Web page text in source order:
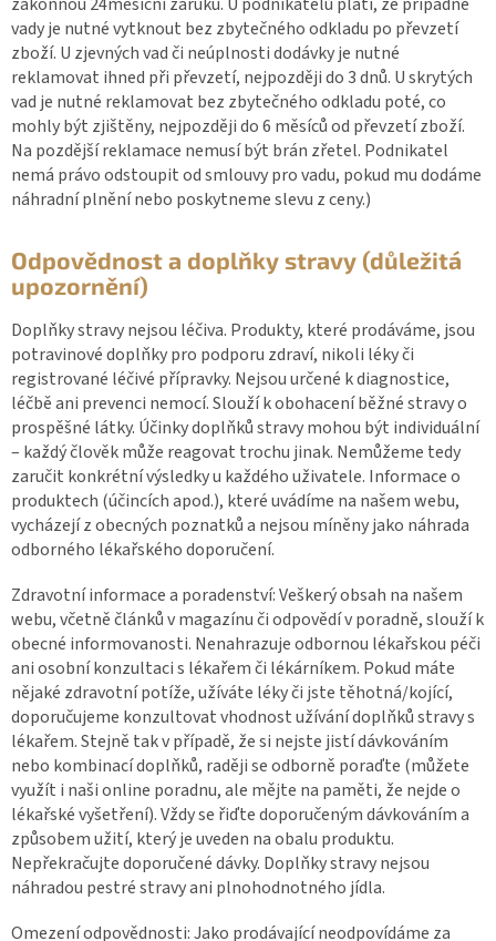
vady je nutné vytknout bez zbytečného odkladu po převzetí
zboží. U zjevných vad či neúplnosti dodávky je nutné
reklamovat ihned při převzetí, nejpozději do 3 dnů. U skrytých
vad je nutné reklamovat bez zbytečného odkladu poté, co
mohly být zjištěny, nejpozději do 6 měsíců od převzetí zboží.
Na pozdější reklamace nemusí být brán zřetel. Podnikatel
nemá právo odstoupit od smlouvy pro vadu, pokud mu dodáme
náhradní plnění nebo poskytneme slevu z ceny.)
Odpovědnost a doplňky stravy (důležitá
upozornění)
Doplňky stravy nejsou léčiva. Produkty, které prodáváme, jsou
potravinové doplňky pro podporu zdraví, nikoli léky či
registrované léčivé přípravky. Nejsou určené k diagnostice,
léčbě ani prevenci nemocí. Slouží k obohacení běžné stravy o
prospěšné látky. Účinky doplňků stravy mohou být individuální
– každý člověk může reagovat trochu jinak. Nemůžeme tedy
zaručit konkrétní výsledky u každého uživatele. Informace o
produktech (účincích apod.), které uvádíme na našem webu,
vycházejí z obecných poznatků a nejsou míněny jako náhrada
odborného lékařského doporučení.
Zdravotní informace a poradenství: Veškerý obsah na našem
webu, včetně článků v magazínu či odpovědí v poradně, slouží k
obecné informovanosti. Nenahrazuje odbornou lékařskou péči
ani osobní konzultaci s lékařem či lékárníkem. Pokud máte
nějaké zdravotní potíže, užíváte léky či jste těhotná/kojící,
doporučujeme konzultovat vhodnost užívání doplňků stravy s
lékařem. Stejně tak v případě, že si nejste jistí dávkováním
nebo kombinací doplňků, raději se odborně poraďte (můžete
využít i naši online poradnu, ale mějte na paměti, že nejde o
lékařské vyšetření). Vždy se řiďte doporučeným dávkováním a
způsobem užití, který je uveden na obalu produktu.
Nepřekračujte doporučené dávky. Doplňky stravy nejsou
náhradou pestré stravy ani plnohodnotného jídla.
Omezení odpovědnosti: Jako prodávající neodpovídáme za